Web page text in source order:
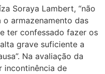
Soraya Lambert, “não
armazenamento das
ter confessado fazer os
grave suficiente a
Na avaliação da
incontinência de